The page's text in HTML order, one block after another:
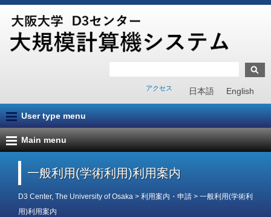
日本語 English
アクセス
User type menu
Main menu
一般利用(学術利用)利用案内
D3 Center, The University of Osaka > 利用案内・申請 > 一般利用(学術利
用)利用案内